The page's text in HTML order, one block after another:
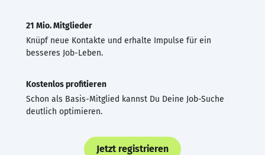
21 Mio. Mitglieder
Knüpf neue Kontakte und erhalte Impulse für ein
besseres Job-Leben.
Kostenlos profitieren
Schon als Basis-Mitglied kannst Du Deine Job-Suche
deutlich optimieren.
Jetzt registrieren